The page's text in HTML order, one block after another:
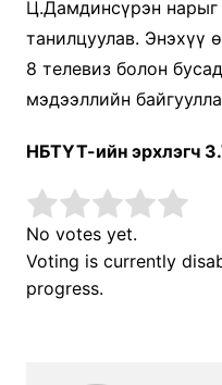
Ц.Дамдинсүрэн нарыг
танилцуулав. Энэхүү
8 телевиз болон
мэдээллийн
НБТҮТ-ийн эрхлэгч
No votes yet.
Voting is currently
progress.